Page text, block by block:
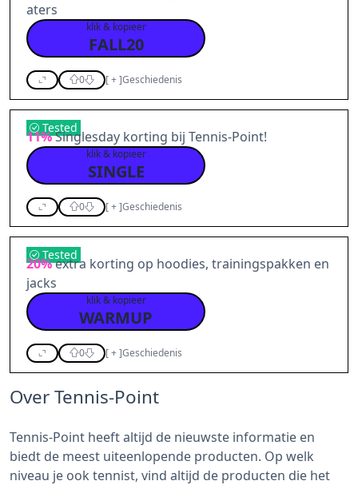
aters
klik & kopieer
FALL20
0 [+]Geschiedenis
Tested
11%Singlesday korting bij Tennis-Point!
klik & kopieer
SINGLE
0 [+]Geschiedenis
Tested
20%extra korting op hoodies, trainingspakken en
jacks
klik & kopieer
WARMUP
0 [+]Geschiedenis
Over Tennis-Point
Tennis-Point heeft altijd de nieuwste informatie en
biedt de meest uiteenlopende producten. Op welk
niveau je ook tennist, vind altijd de producten die het